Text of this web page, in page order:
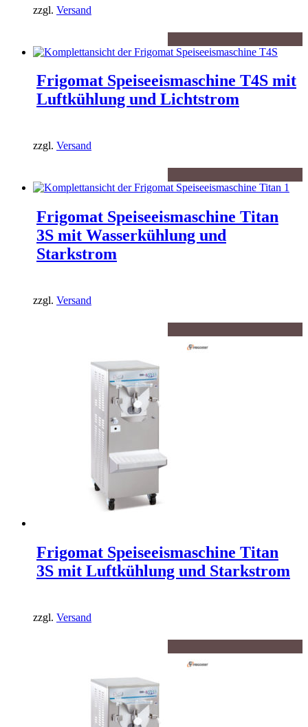
zzgl. Versand
Frigomat Speiseeismaschine T4S mit
Luftkühlung und Lichtstrom
zzgl. Versand
Frigomat Speiseeismaschine Titan
3S mit Wasserkühlung und
Starkstrom
zzgl. Versand
Frigomat Speiseeismaschine Titan
3S mit Luftkühlung und Starkstrom
zzgl. Versand